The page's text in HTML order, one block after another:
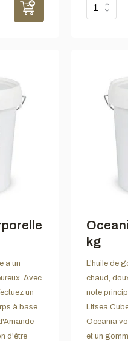
a un
Avec
un
à base
d'être
kg
L'huile de
chaud,
note
Litsea
Oceania
et un